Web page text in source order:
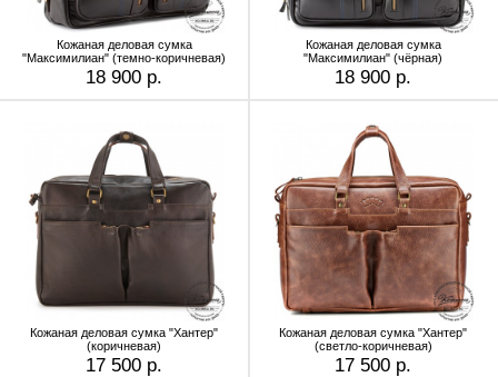
Кожаная деловая сумка
"Максимилиан" (темно-коричневая)
18 900 р.
Кожаная деловая сумка
"Максимилиан" (чёрная)
18 900 р.
Кожаная деловая сумка "Хантер"
(коричневая)
17 500 р.
Кожаная деловая сумка "Хантер"
(светло-коричневая)
17 500 р.